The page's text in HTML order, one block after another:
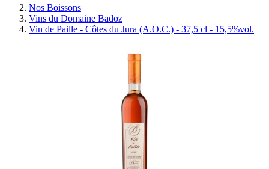
Nos Boissons
Vins du Domaine Badoz
Vin de Paille - Côtes du Jura (A.O.C.) - 37,5 cl - 15,5%vol.